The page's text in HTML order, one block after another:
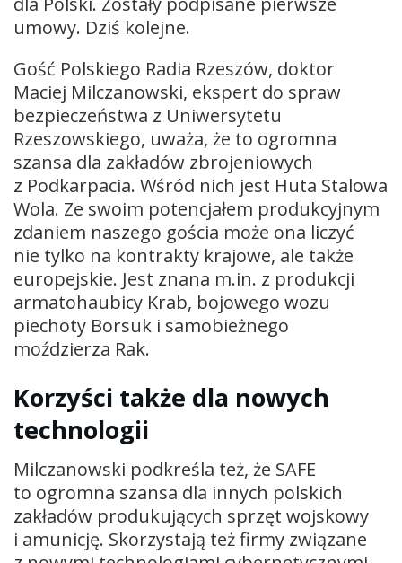
umowy. Dziś kolejne.
Gość Polskiego Radia Rzeszów, doktor
Maciej Milczanowski, ekspert do spraw
bezpieczeństwa z Uniwersytetu
Rzeszowskiego, uważa, że to ogromna
szansa dla zakładów zbrojeniowych
z Podkarpacia. Wśród nich jest Huta Stalowa
Wola. Ze swoim potencjałem produkcyjnym
zdaniem naszego gościa może ona liczyć
nie tylko na kontrakty krajowe, ale także
europejskie. Jest znana m.in. z produkcji
armatohaubicy Krab, bojowego wozu
piechoty Borsuk i samobieżnego
moździerza Rak.
Korzyści także dla nowych
technologii
Milczanowski podkreśla też, że SAFE
to ogromna szansa dla innych polskich
zakładów produkujących sprzęt wojskowy
i amunicję. Skorzystają też firmy związane